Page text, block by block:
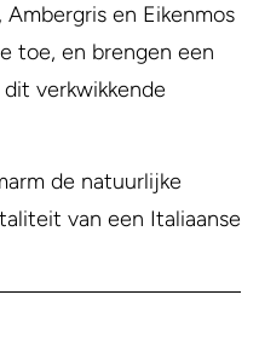
en Eikenmos
toe, en brengen een
verkwikkende
de natuurlijke
van een Italiaanse